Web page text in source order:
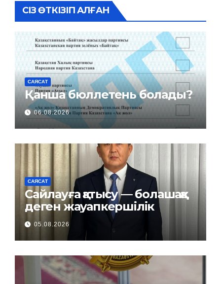
СІЗ ӨТКІЗІП АЛҒАН
САЯСАТ
Қанша бюллетень болады?
06.08.2026
САЯСАТ
Сайлауға қатысу — болашаққа
деген жауапкершілік
05.08.2026